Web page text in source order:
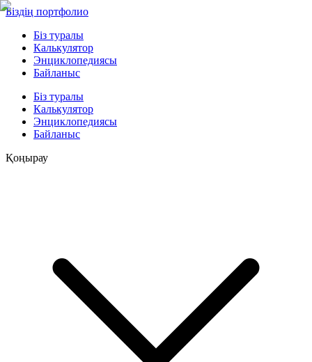
Біздің портфолио
Біз туралы
Калькулятор
Энциклопедиясы
Байланыс
Біз туралы
Калькулятор
Энциклопедиясы
Байланыс
Қоңырау